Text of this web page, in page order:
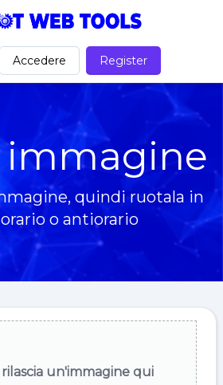
Accedere Register
immagine
quindi ruotala in
o antiorario
rilascia un'immagine qui